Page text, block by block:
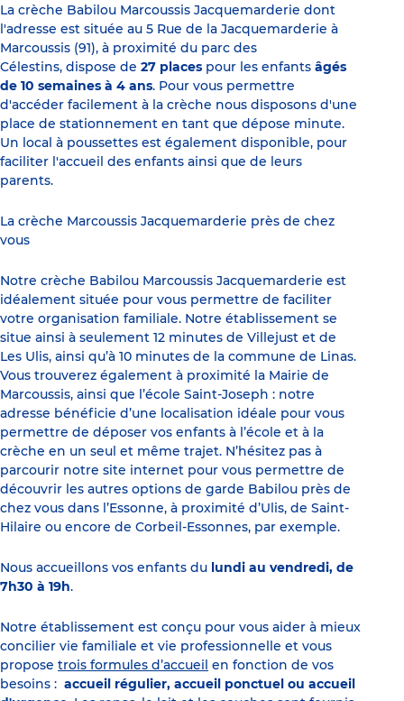
La crèche Babilou Marcoussis Jacquemarderie dont
l'adresse est située au 5 Rue de la Jacquemarderie à
Marcoussis (91), à proximité du parc des
Célestins, dispose de 27 places pour les enfants âgés
de 10 semaines à 4 ans. Pour vous permettre
d'accéder facilement à la crèche nous disposons d'une
place de stationnement en tant que dépose minute.
Un local à poussettes est également disponible, pour
faciliter l'accueil des enfants ainsi que de leurs
parents.
La crèche Marcoussis Jacquemarderie près de chez
vous
Notre crèche Babilou Marcoussis Jacquemarderie est
idéalement située pour vous permettre de faciliter
votre organisation familiale. Notre établissement se
situe ainsi à seulement 12 minutes de Villejust et de
Les Ulis, ainsi qu’à 10 minutes de la commune de Linas.
Vous trouverez également à proximité la Mairie de
Marcoussis, ainsi que l’école Saint-Joseph : notre
adresse bénéficie d’une localisation idéale pour vous
permettre de déposer vos enfants à l’école et à la
crèche en un seul et même trajet. N’hésitez pas à
parcourir notre site internet pour vous permettre de
découvrir les autres options de garde Babilou près de
chez vous dans l’Essonne, à proximité d’Ulis, de Saint-
Hilaire ou encore de Corbeil-Essonnes, par exemple.
Nous accueillons vos enfants du lundi au vendredi, de
7h30 à 19h.
Notre établissement est conçu pour vous aider à mieux
concilier vie familiale et vie professionnelle et vous
propose trois formules d’accueil en fonction de vos
besoins : accueil régulier, accueil ponctuel ou accueil